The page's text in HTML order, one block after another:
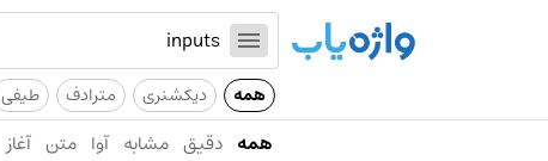
همه دیکشنری مترادف طیفی
همه دقیق مشابه آوا متن آغاز